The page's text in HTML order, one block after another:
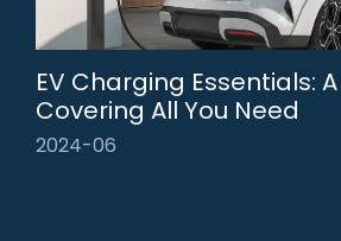
EV Charging Essentials:
Covering All You Need
2024-06